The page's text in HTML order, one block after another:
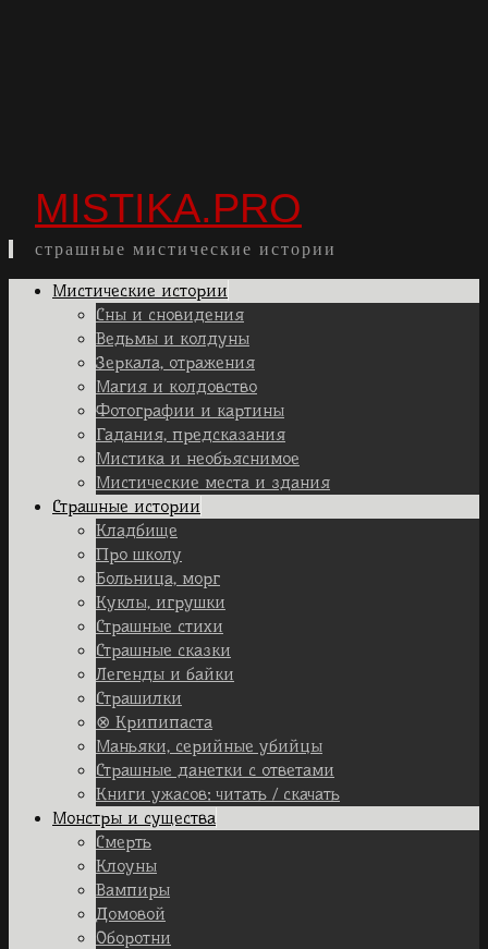
MISTIKA.PRO
страшные мистические истории
Skip
Мистические истории
Сны и сновидения
Ведьмы и колдуны
Зеркала, отражения
Магия и колдовство
Фотографии и картины
Гадания, предсказания
Мистика и необъяснимое
Мистические места и здания
Страшные истории
Кладбище
Про школу
Больница, морг
Куклы, игрушки
Страшные стихи
Страшные сказки
Легенды и байки
Страшилки
⊗ Крипипаста
Маньяки, серийные убийцы
Страшные данетки с ответами
Книги ужасов: читать / скачать
Монстры и существа
Смерть
Клоуны
Вампиры
Домовой
Оборотни